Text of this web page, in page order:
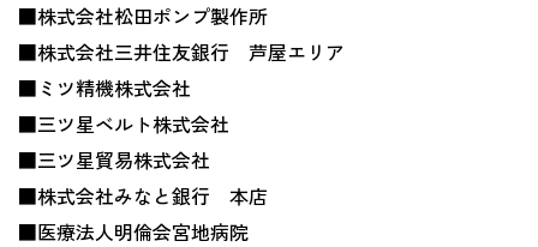
■株式会社松田ポンプ製作所
■株式会社三井住友銀行 芦屋エリア
■ミツ精機株式会社
■三ツ星ベルト株式会社
■三ツ星貿易株式会社
■株式会社みなと銀行 本店
■医療法人明倫会宮地病院